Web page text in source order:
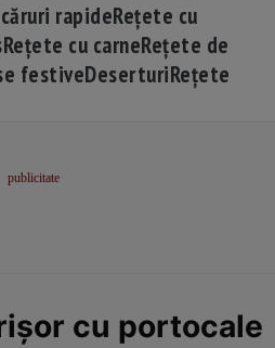
rapideRețete cu
Rețete cu carneRețete de
festiveDeserturiRețete
cu portocale